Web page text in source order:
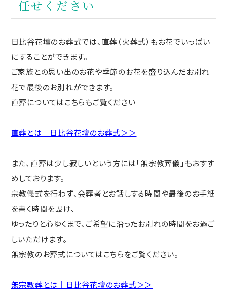
任せください
日比谷花壇のお葬式では、直葬（火葬式）もお花でいっぱい
にすることができます。
ご家族との思い出のお花や季節のお花を盛り込んだお別れ
花で最後のお別れができます。
直葬についてはこちらもご覧ください
直葬とは｜日比谷花壇のお葬式＞＞
また、直葬は少し寂しいという方には「無宗教葬儀」もおすす
めしております。
宗教儀式を行わず、会葬者とお話しする時間や最後のお手紙
を書く時間を設け、
ゆったりと心ゆくまで、ご希望に沿ったお別れの時間をお過ご
しいただけます。
無宗教のお葬式についてはこちらをご覧ください。
無宗教葬とは｜日比谷花壇のお葬式＞＞